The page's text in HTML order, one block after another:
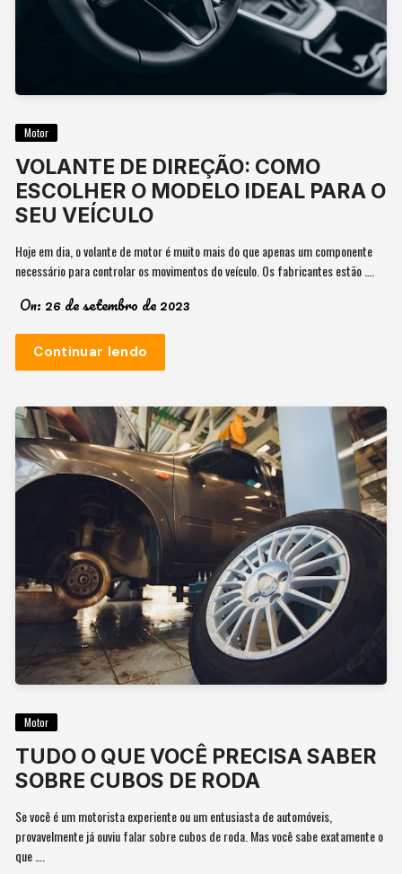
Motor
VOLANTE DE DIREÇÃO: COMO
ESCOLHER O MODELO IDEAL PARA O
SEU VEÍCULO
Hoje em dia, o volante de motor é muito mais do que apenas um componente
necessário para controlar os movimentos do veículo. Os fabricantes estão ….
On: 26 de setembro de 2023
Continuar lendo
Motor
TUDO O QUE VOCÊ PRECISA SABER
SOBRE CUBOS DE RODA
Se você é um motorista experiente ou um entusiasta de automóveis,
provavelmente já ouviu falar sobre cubos de roda. Mas você sabe exatamente o
que ….